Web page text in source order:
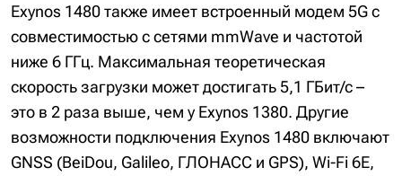
Exynos 1480 также имеет встроенный модем 5G с
совместимостью с сетями mmWave и частотой
ниже 6 ГГц. Максимальная теоретическая
скорость загрузки может достигать 5,1 ГБит/с –
это в 2 раза выше, чем у Exynos 1380. Другие
возможности подключения Exynos 1480 включают
GNSS (BeiDou, Galileo, ГЛОНАСС и GPS), Wi-Fi 6E,